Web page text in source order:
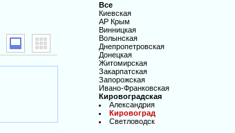
Все
Киевская
АР Крым
Винницкая
Волынская
Днепропетровская
Донецкая
Житомирская
Закарпатская
Запорожская
Ивано-Франковская
Кировоградская
Александрия
Кировоград
Светловодск